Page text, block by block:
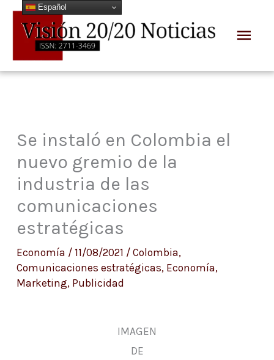
contenido
Se instaló en Colombia el
nuevo gremio de la
industria de las
comunicaciones
estratégicas
Economía / 11/08/2021 / Colombia,
Comunicaciones estratégicas, Economía,
Marketing, Publicidad
IMAGEN
DE
Español